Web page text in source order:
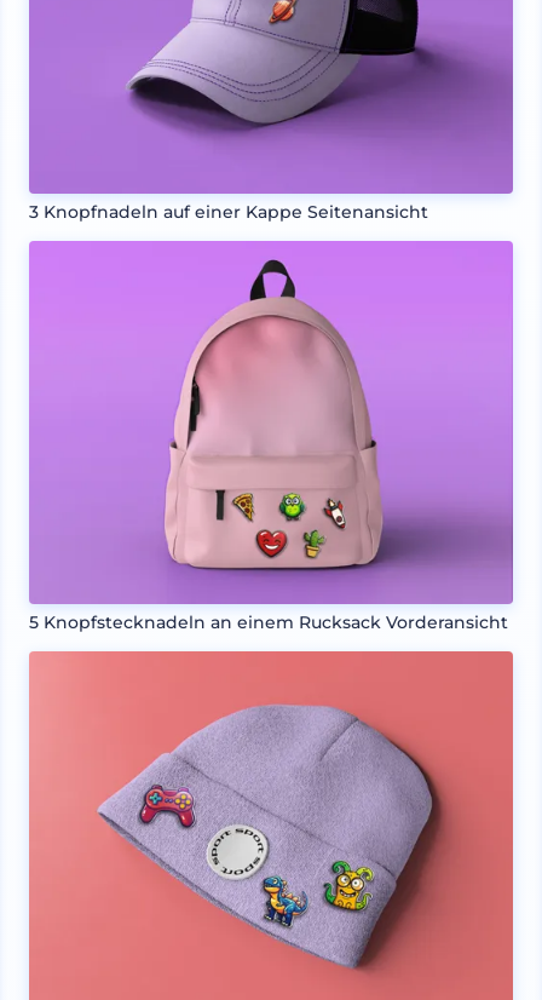
3 Knopfnadeln auf einer Kappe Seitenansicht
5 Knopfstecknadeln an einem Rucksack Vorderansicht